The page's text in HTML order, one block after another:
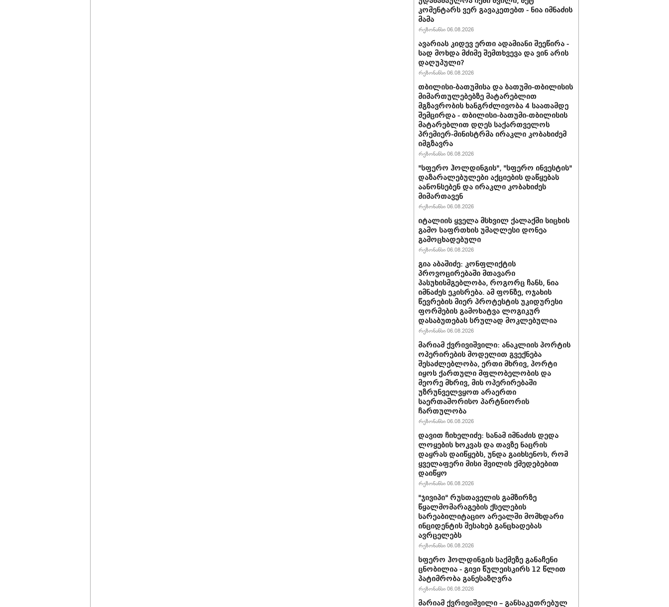
კომენტარს ვერ გავაკეთებთ - ნია იმნაძის
მამა
რეზონანსი 06.08.2026
ავარიას კიდევ ერთი ადამიანი შეეწირა -
სად მოხდა მძიმე შემთხვევა და ვინ არის
დაღუპული?
რეზონანსი 06.08.2026
თბილისი-ბათუმისა და ბათუმი-თბილისის
მიმართულებებზე მატარებლით
მგზავრობის ხანგრძლივობა 4 საათამდე
შემცირდა - თბილისი-ბათუმი-თბილისის
მატარებლით დღეს საქართველოს
პრემიერ-მინისტრმა ირაკლი კობახიძემ
იმგზავრა
რეზონანსი 06.08.2026
"სფერო ჰოლდინგის", "სფერო ინვესტის"
დაზარალებულები აქციების დაწყებას
აანონსებენ და ირაკლი კობახიძეს
მიმართავენ
რეზონანსი 06.08.2026
იტალიის ყველა მსხვილ ქალაქში სიცხის
გამო საფრთხის უმაღლესი დონეა
გამოცხადებული
რეზონანსი 06.08.2026
გია აბაშიძე: კონფლიქტის
პროვოცირებაში მთავარი
პასუხისმგებლობა, როგორც ჩანს, ნია
იმნაძეს ეკისრება. ამ ფონზე, ოჯახის
წევრების მიერ პროტესტის უკიდურესი
ფორმების გამოხატვა ლოგიკურ
დასაბუთებას სრულად მოკლებულია
რეზონანსი 06.08.2026
მარიამ ქვრივიშვილი: ანაკლიის პორტის
ოპერირების მოდელით გვექნება
შესაძლებლობა, ერთი მხრივ, პორტი
იყოს ქართული მფლობელობის და
მეორე მხრივ, მის ოპერირებაში
უზრუნველვყოთ არაერთი
საერთაშორისო პარტნიორის
ჩართულობა
რეზონანსი 06.08.2026
დავით ჩიხელიძე: სანამ იმნაძის დედა
ლოყების ხოკვას და თავზე ნაცრის
დაყრას დაიწყებს, უნდა გაიხსენოს, რომ
ყველაფერი მისი შვილის ქმედებებით
დაიწყო
რეზონანსი 06.08.2026
"ჯივიპი" რუსთაველის გამზირზე
წყალმომარაგების ქსელების
სარეაბილიტაციო არეალში მომხდარი
ინციდენტის შესახებ განცხადებას
ავრცელებს
რეზონანსი 06.08.2026
სფერო ჰოლდინგის საქმეზე განაჩენი
ცნობილია - გივი წულეისკირს 12 წლით
პატიმრობა განესაზღვრა
რეზონანსი 06.08.2026
მარიამ ქვრივიშვილი – განსაკუთრებულ